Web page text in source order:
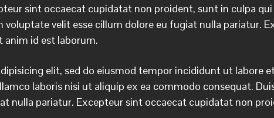
sint occaecat cupidatat non proident, sunt in culpa
voluptate velit esse cillum dolore eu fugiat nulla pariatur.
anim id est laborum.
elit, sed do eiusmod tempor incididunt ut labore
laboris nisi ut aliquip ex ea commodo consequat.
nulla pariatur. Excepteur sint occaecat cupidatat non